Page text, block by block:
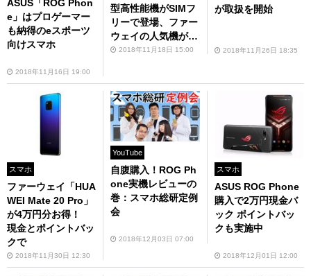
ASUS「ROG Phon
e」はプロゲーマー
も納得のeスポーツ
向けスマホ
2018年11月16日 19:00
型高性能機がSIMフ
リーで登場、ファー
ウェイの人気機がa
u VoLTE対応
2018年11月18日 15:00
が取扱を開始
2018年11月26日 18:35
スマホ
ファーウェイ「HUA
WEI Mate 20 Pro」
が4万円分お得！
現金とポイントバッ
クで
2018年11月30日 12:30
YouTube
自腹購入！ROG Ph
one実機レビューの
巻：スマホ総研定例
会
2018年12月03日 07:00
スマホ
ASUS ROG Phone
購入で2万円現金バ
ック ポイントバッ
クも実施中
2018年12月01日 12:00